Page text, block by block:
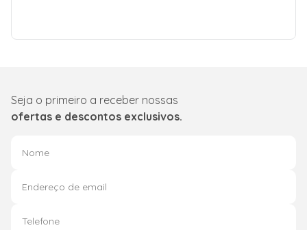
Seja o primeiro a receber nossas
ofertas e descontos exclusivos.